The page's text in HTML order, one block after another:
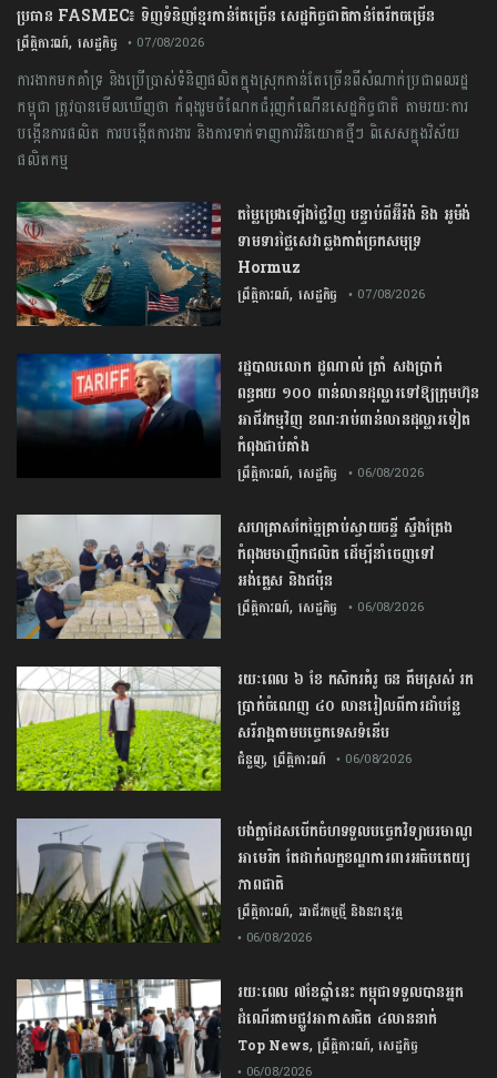
ប្រធាន​​ ​FASMEC​៖​ ​ទិញ​ទំនិញ​ខ្មែរ​កាន់តែ​ច្រើន​ ​សេដ្ឋកិច្ច​ជាតិ​កាន់តែ​រីកចម្រើន​
ព្រឹត្តិការណ៍, សេដ្ឋកិច្ច • 07/08/2026
ការងាក​មក​គាំទ្រ​ ​និង​ប្រើប្រាស់​ទំនិញ​ផលិត​ក្នុង​ស្រុក​កាន់តែ​ច្រើន​ពីសំណាក់​ប្រជាពលរដ្ឋ​
កម្ពុជា​ ​ត្រូវបាន​មើលឃើញ​ថា​ ​កំពុង​រួមចំណែក​ជំរុញ​កំណើន​សេដ្ឋកិច្ច​ជាតិ​ តាមរយៈ​ការ​
បង្កើន​ការ​ផលិត​ ​ការ​បង្កើត​ការងារ​ និង​ការ​ទាក់ទាញ​ការ​វិនិយោគ​ថ្មី​ៗ​ ពិសេសក្នុង​វិស័យ​
ផលិតកម្ម
តម្លៃប្រេងឡើងថ្លៃវិញ បន្ទាប់ពីអ៊ីរ៉ង់ និង អូម៉ង់
ទាមទារថ្លៃសេវាឆ្លងកាត់ច្រកសមុទ្រ
Hormuz
ព្រឹត្តិការណ៍, សេដ្ឋកិច្ច • 07/08/2026
រដ្ឋបាលលោក ដូណាល់ ត្រាំ សងប្រាក់
ពន្ធគយ ១០០ ពាន់លានដុល្លារទៅឱ្យក្រុមហ៊ុន
អាជីវកម្មវិញ ខណៈរាប់ពាន់លានដុល្លារទៀត
កំពុងជាប់គាំង
ព្រឹត្តិការណ៍, សេដ្ឋកិច្ច • 06/08/2026
សហគ្រាសកែច្នៃគ្រាប់ស្វាយចន្ទី ស្ទឹងត្រែង
កំពុងមមាញឹកផលិត ដើម្បីនាំចេញទៅ
អង់គ្លេស និងជប៉ុន
ព្រឹត្តិការណ៍, សេដ្ឋកិច្ច • 06/08/2026
រយៈពេល ៦ ខែ កសិករគំរូ ចន គឹមស្រស់ រក
ប្រាក់ចំណេញ ៤០ លានរៀលពីការដាំបន្លែ
សរីរាង្គតាមបច្ចេកទេសទំនើប
ជំនួញ,ព្រឹត្តិការណ៍ • 06/08/2026
បង់ក្លាដែស​បើកចំហ​ទទួល​បច្ចេកវិទ្យា​បរមាណូ​
អាមេរិក​ តែ​ដាក់​លក្ខខណ្ឌ​ការពារ​អធិបតេយ្យ
ភាព​ជាតិ​
ព្រឹត្តិការណ៍, អាជីវកម្មថ្មី និងនវានុវត្ត
• 06/08/2026
រយៈពេល ៧ខែឆ្នាំនេះ កម្ពុជាទទួលបានអ្នក
ដំណើរតាមផ្លូវអាកាសជិត ៤លាននាក់
Top News,ព្រឹត្តិការណ៍,សេដ្ឋកិច្ច
• 06/08/2026